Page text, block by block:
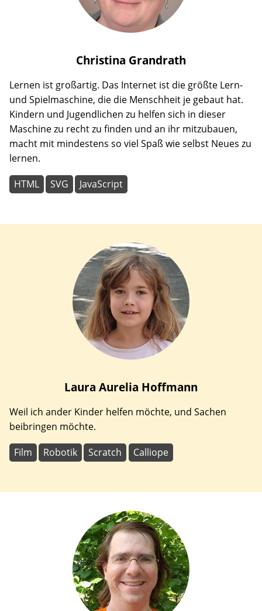
Christina Grandrath
Lernen ist großartig. Das Internet ist die größte Lern-
und Spielmaschine, die die Menschheit je gebaut hat.
Kindern und Jugendlichen zu helfen sich in dieser
Maschine zu recht zu finden und an ihr mitzubauen,
macht mit mindestens so viel Spaß wie selbst Neues zu
lernen.
HTML SVG JavaScript
Laura Aurelia Hoffmann
Weil ich ander Kinder helfen möchte, und Sachen
beibringen möchte.
Film Robotik Scratch Calliope